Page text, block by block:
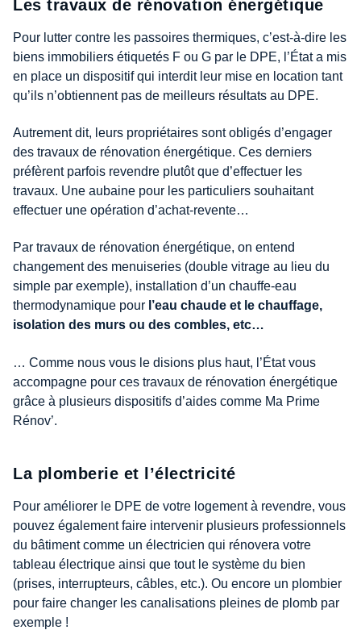
Les travaux de rénovation énergétique
Pour lutter contre les passoires thermiques, c’est-à-dire les
biens immobiliers étiquetés F ou G par le DPE, l’État a mis
en place un dispositif qui interdit leur mise en location tant
qu’ils n’obtiennent pas de meilleurs résultats au DPE.
Autrement dit, leurs propriétaires sont obligés d’engager
des travaux de rénovation énergétique. Ces derniers
préfèrent parfois revendre plutôt que d’effectuer les
travaux. Une aubaine pour les particuliers souhaitant
effectuer une opération d’achat-revente…
Par travaux de rénovation énergétique, on entend
changement des menuiseries (double vitrage au lieu du
simple par exemple), installation d’un chauffe-eau
thermodynamique pour l’eau chaude et le chauffage,
isolation des murs ou des combles, etc…
… Comme nous vous le disions plus haut, l’État vous
accompagne pour ces travaux de rénovation énergétique
grâce à plusieurs dispositifs d’aides comme Ma Prime
Rénov’.
La plomberie et l’électricité
Pour améliorer le DPE de votre logement à revendre, vous
pouvez également faire intervenir plusieurs professionnels
du bâtiment comme un électricien qui rénovera votre
tableau électrique ainsi que tout le système du bien
(prises, interrupteurs, câbles, etc.). Ou encore un plombier
pour faire changer les canalisations pleines de plomb par
exemple !